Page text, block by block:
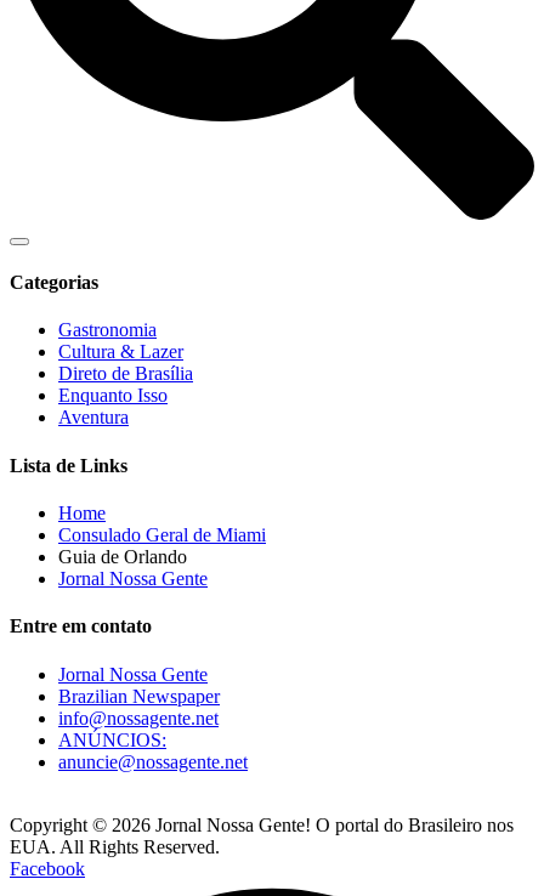
Categorias
Gastronomia
Cultura & Lazer
Direto de Brasília
Enquanto Isso
Aventura
Lista de Links
Home
Consulado Geral de Miami
Guia de Orlando
Jornal Nossa Gente
Entre em contato
Jornal Nossa Gente
Brazilian Newspaper
info@nossagente.net
ANÚNCIOS:
anuncie@nossagente.net
Copyright © 2026 Jornal Nossa Gente! O portal do Brasileiro nos
EUA. All Rights Reserved.
Facebook